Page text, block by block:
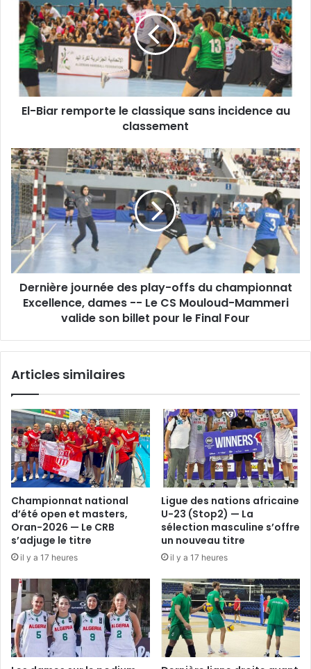
remporte
classique
sans
incidence
au
classement
El-Biar remporte le classique sans incidence au
classement
Dernière
journée
des
play-
offs
du
championnat
Excellence,
dames
Mouloud-
valide
pour
le
Final
Four
Dernière journée des play-offs du championnat
Excellence, dames -- Le CS Mouloud-Mammeri
valide son billet pour le Final Four
Articles similaires
Championnat national
d’été open et masters,
Oran-2026 — Le CRB
s’adjuge le titre
il y a 17 heures
Ligue des nations africaine
U-23 (Stop2) — La
sélection masculine s’offre
un nouveau titre
il y a 17 heures